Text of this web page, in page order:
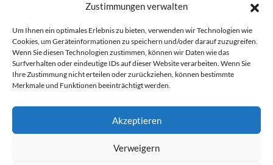
Zustimmungen verwalten
Um Ihnen ein optimales Erlebnis zu bieten, verwenden wir Technologien wie
Cookies, um Geräteinformationen zu speichern und/oder darauf zuzugreifen.
Wenn Sie diesen Technologien zustimmen, können wir Daten wie das
Surfverhalten oder eindeutige IDs auf dieser Website verarbeiten. Wenn Sie
Ihre Zustimmung nicht erteilen oder zurückziehen, können bestimmte
Merkmale und Funktionen beeinträchtigt werden.
Akzeptieren
Verweigern
Popular Editorials
Popular Free Games
LATEST UPDATES